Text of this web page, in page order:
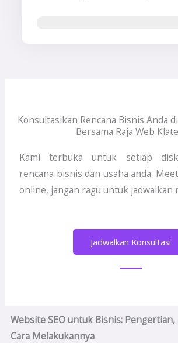
Konsultasikan Rencana Bisnis Anda
Bersama Raja Web
Kami terbuka untuk setiap
rencana bisnis dan usaha anda.
online, jangan ragu untuk jadwalkan
Jadwalkan Konsultasi
Website SEO untuk Bisnis:
Cara Melakukannya